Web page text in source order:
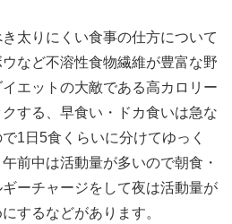
太りにくい食事の仕方について
など不溶性食物繊維が豊富な野
エットの大敵である高カロリー
する、早食い・ドカ食いは急な
1日5食くらいに分けてゆっく
前中は活動量が多いので朝食・
ーチャージをして夜は活動量が
するなどがあります。